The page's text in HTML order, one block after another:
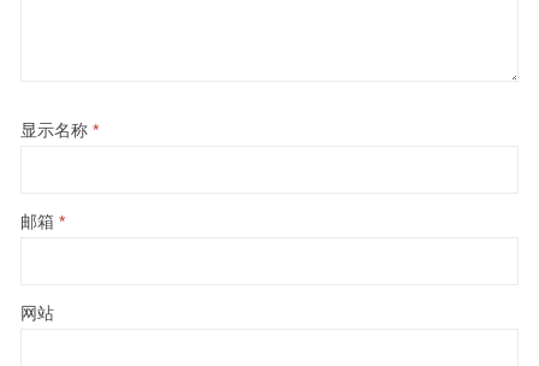
显示名称 *
邮箱 *
网站